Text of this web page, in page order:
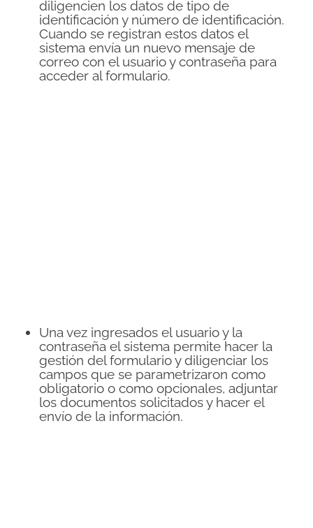
diligencien los datos de tipo de
identificación y número de identificación.
Cuando se registran estos datos el
sistema envía un nuevo mensaje de
correo con el usuario y contraseña para
acceder al formulario.
Una vez ingresados el usuario y la
contraseña el sistema permite hacer la
gestión del formulario y diligenciar los
campos que se parametrizaron como
obligatorio o como opcionales, adjuntar
los documentos solicitados y hacer el
envío de la información.